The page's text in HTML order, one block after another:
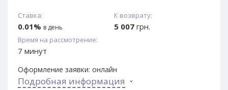
Ставка:
0.01% в день
К возврату:
5 007 грн.
Время на рассмотрение:
7 минут
Оформление заявки: онлайн
Подробная информация